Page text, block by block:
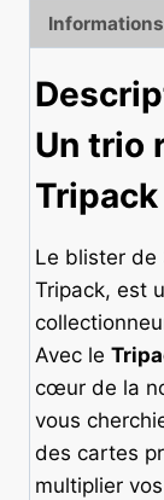
Un trio
Le blister de
Tripack, est
Avec le
cœur de la
vous
des cartes
multiplier